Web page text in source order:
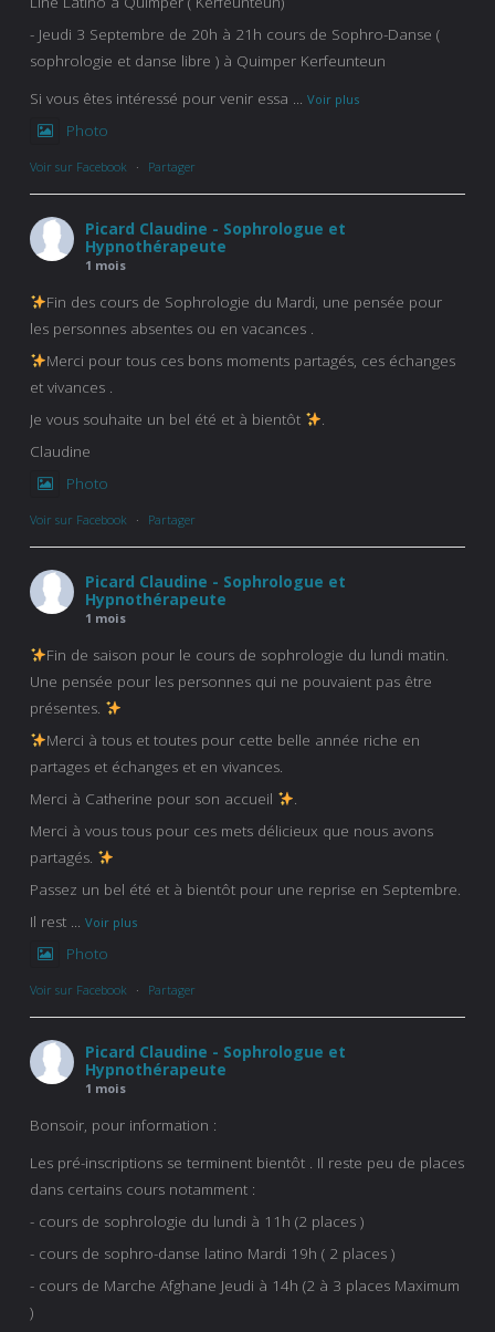
- Jeudi 3 Septembre de 20h à 21h cours de Sophro-Danse (
sophrologie et danse libre ) à Quimper Kerfeunteun
Si vous êtes intéressé pour venir essa ... Voir plus
Photo
Voir sur Facebook · Partager
Picard Claudine - Sophrologue et
Hypnothérapeute
1 mois
Fin des cours de Sophrologie du Mardi, une pensée pour
les personnes absentes ou en vacances .
Merci pour tous ces bons moments partagés, ces échanges
et vivances .
Je vous souhaite un bel été et à bientôt
.
Claudine
Photo
Voir sur Facebook · Partager
Picard Claudine - Sophrologue et
Hypnothérapeute
1 mois
Fin de saison pour le cours de sophrologie du lundi matin.
Une pensée pour les personnes qui ne pouvaient pas être
présentes.
Merci à tous et toutes pour cette belle année riche en
partages et échanges et en vivances.
Merci à Catherine pour son accueil
.
Merci à vous tous pour ces mets délicieux que nous avons
partagés.
Passez un bel été et à bientôt pour une reprise en Septembre.
Il rest ... Voir plus
Photo
Voir sur Facebook · Partager
Picard Claudine - Sophrologue et
Hypnothérapeute
1 mois
Bonsoir, pour information :
Les pré-inscriptions se terminent bientôt . Il reste peu de places
dans certains cours notamment :
- cours de sophrologie du lundi à 11h (2 places )
- cours de sophro-danse latino Mardi 19h ( 2 places )
- cours de Marche Afghane Jeudi à 14h (2 à 3 places Maximum
)